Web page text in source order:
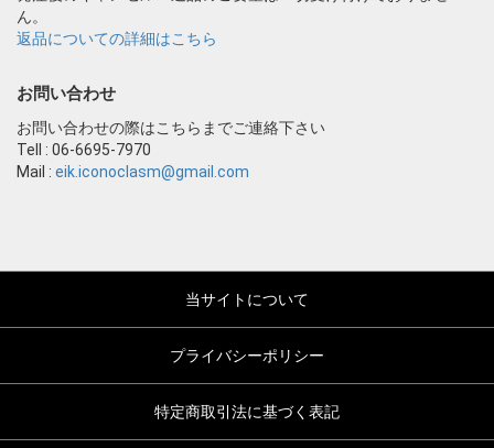
ん。
返品についての詳細はこちら
お問い合わせ
お問い合わせの際はこちらまでご連絡下さい
Tell : 06-6695-7970
Mail : eik.iconoclasm@gmail.com
当サイトについて
プライバシーポリシー
特定商取引法に基づく表記